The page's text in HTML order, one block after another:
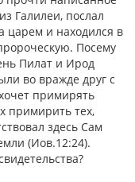
Галилеи, послал
царем и находился в
Посему
Пилат и Ирод
во вражде друг с
примирять
примирить тех,
здесь Сам
(Иов.12:24).